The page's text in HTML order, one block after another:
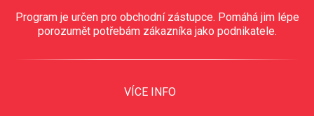
Program je určen pro obchodní zástupce. Pomáhá jim lépe
porozumět potřebám zákazníka jako podnikatele.
VÍCE INFO